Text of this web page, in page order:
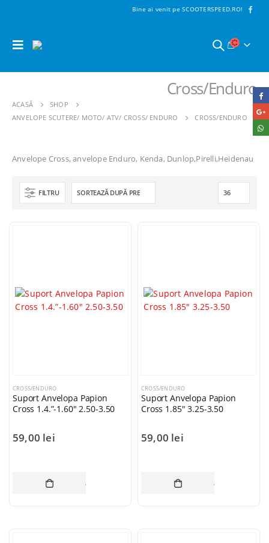
Bine ai venit pe SCOOTERSPEED.RO!
Cross/Enduro
ACASĂ
SHOP
ANVELOPE SCUTERE/ MOTO/ ATV/ CROSS/ ENDURO
CROSS/ENDURO
Anvelope Cross, anvelope Enduro, Kenda, Dunlop,Pirelli,Heidenau
FILTRU
CROSS/ENDURO
Suport Anvelopa Papion
Cross 1.4.”-1.60″ 2.50-3.50
59,00 lei
ADAUGĂ ÎN COȘ
CROSS/ENDURO
Suport Anvelopa Papion
Cross 1.85″ 3.25-3.50
59,00 lei
ADAUGĂ ÎN COȘ